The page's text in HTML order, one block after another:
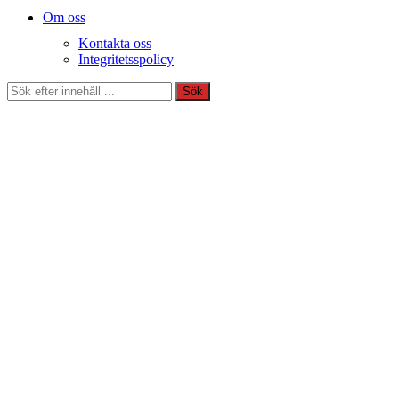
Om oss
Kontakta oss
Integritetsspolicy
Sök
Sök